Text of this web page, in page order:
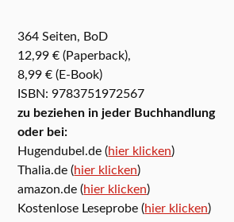
364 Seiten, BoD
12,99 € (Paperback),
8,99 € (E-Book)
ISBN: 9783751972567
zu beziehen in jeder Buchhandlung
oder bei:
Hugendubel.de (hier klicken)
Thalia.de (hier klicken)
amazon.de (hier klicken)
Kostenlose Leseprobe (hier klicken)